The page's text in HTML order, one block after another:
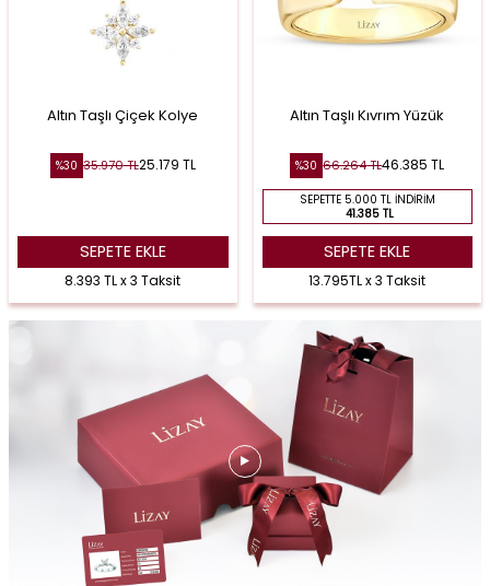
Altın Taşlı Çiçek Kolye
%30 35.970TL25.179 TL
SEPETE EKLE
8.393 TL x 3 Taksit
Altın Taşlı Kıvrım Yüzük
%30 66.264TL46.385 TL
SEPETTE 5.000 TL İNDIRIM
41.385 TL
SEPETE EKLE
13.795TL x 3 Taksit